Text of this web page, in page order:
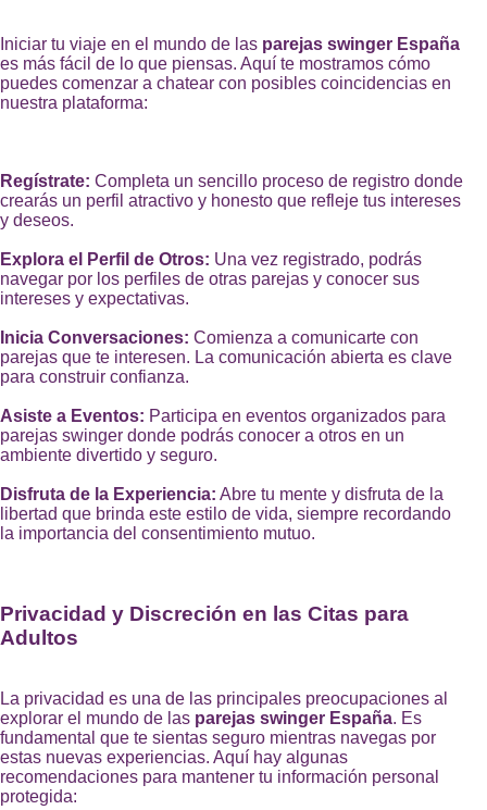
Iniciar tu viaje en el mundo de las parejas swinger España
es más fácil de lo que piensas. Aquí te mostramos cómo
puedes comenzar a chatear con posibles coincidencias en
nuestra plataforma:
Regístrate: Completa un sencillo proceso de registro donde
crearás un perfil atractivo y honesto que refleje tus intereses
y deseos.
Explora el Perfil de Otros: Una vez registrado, podrás
navegar por los perfiles de otras parejas y conocer sus
intereses y expectativas.
Inicia Conversaciones: Comienza a comunicarte con
parejas que te interesen. La comunicación abierta es clave
para construir confianza.
Asiste a Eventos: Participa en eventos organizados para
parejas swinger donde podrás conocer a otros en un
ambiente divertido y seguro.
Disfruta de la Experiencia: Abre tu mente y disfruta de la
libertad que brinda este estilo de vida, siempre recordando
la importancia del consentimiento mutuo.
Privacidad y Discreción en las Citas para
Adultos
La privacidad es una de las principales preocupaciones al
explorar el mundo de las parejas swinger España. Es
fundamental que te sientas seguro mientras navegas por
estas nuevas experiencias. Aquí hay algunas
recomendaciones para mantener tu información personal
protegida: